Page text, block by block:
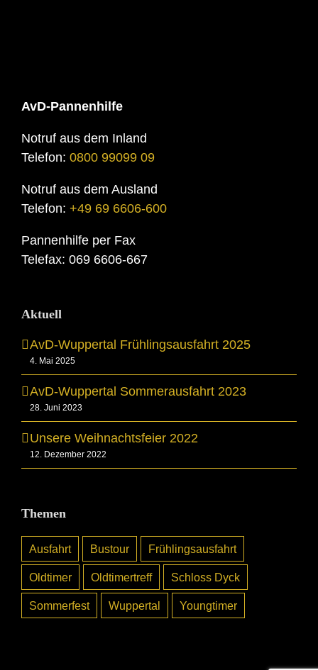
AvD-Pannenhilfe
Notruf aus dem Inland
Telefon: 0800 99099 09
Notruf aus dem Ausland
Telefon: +49 69 6606-600
Pannenhilfe per Fax
Telefax: 069 6606-667
Aktuell
AvD-Wuppertal Frühlingsausfahrt 2025
4. Mai 2025
AvD-Wuppertal Sommerausfahrt 2023
28. Juni 2023
Unsere Weihnachtsfeier 2022
12. Dezember 2022
Themen
Ausfahrt Bustour Frühlingsausfahrt
Oldtimer Oldtimertreff Schloss Dyck
Sommerfest Wuppertal Youngtimer